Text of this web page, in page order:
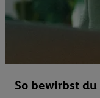
So bewirbst